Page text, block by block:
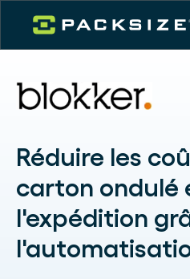
Réduire les
carton ondulé
l'expédition